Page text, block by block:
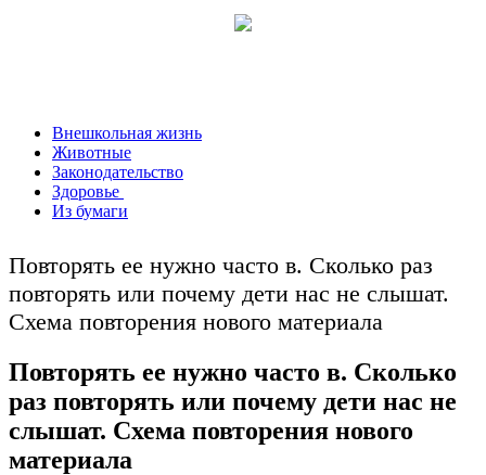
Внешкольная жизнь
Животные
Законодательство
Здоровье
Из бумаги
Повторять ее нужно часто в. Сколько раз
повторять или почему дети нас не слышат.
Схема повторения нового материала
Повторять ее нужно часто в. Сколько
раз повторять или почему дети нас не
слышат. Схема повторения нового
материала